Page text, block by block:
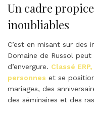
Un cadre
inoubliables
C’est en misant sur des
Domaine de Russol
d’envergure. Classé
personnes et se
mariages, des
des séminaires et des